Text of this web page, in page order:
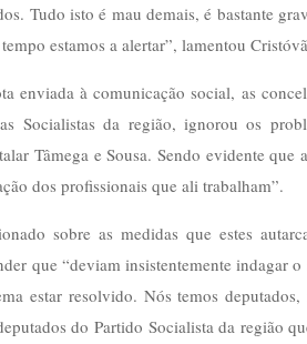
Tudo isto é mau demais, é bastante
estamos a alertar”, lamentou
enviada à comunicação social, as
Socialistas da região, ignorou os
Tâmega e Sousa. Sendo evidente
dos profissionais que ali trabalham”.
sobre as medidas que estes
que “deviam insistentemente indagar
estar resolvido. Nós temos
do Partido Socialista da região